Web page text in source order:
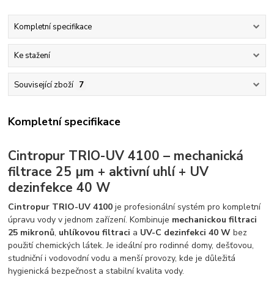
Kompletní specifikace
Ke stažení
Související zboží 7
Kompletní specifikace
Cintropur TRIO-UV 4100 – mechanická
filtrace 25 µm + aktivní uhlí + UV
dezinfekce 40 W
Cintropur TRIO-UV 4100 je profesionální systém pro kompletní
úpravu vody v jednom zařízení. Kombinuje mechanickou filtraci
25 mikronů, uhlíkovou filtraci a UV-C dezinfekci 40 W bez
použití chemických látek. Je ideální pro rodinné domy, dešťovou,
studniční i vodovodní vodu a menší provozy, kde je důležitá
hygienická bezpečnost a stabilní kvalita vody.